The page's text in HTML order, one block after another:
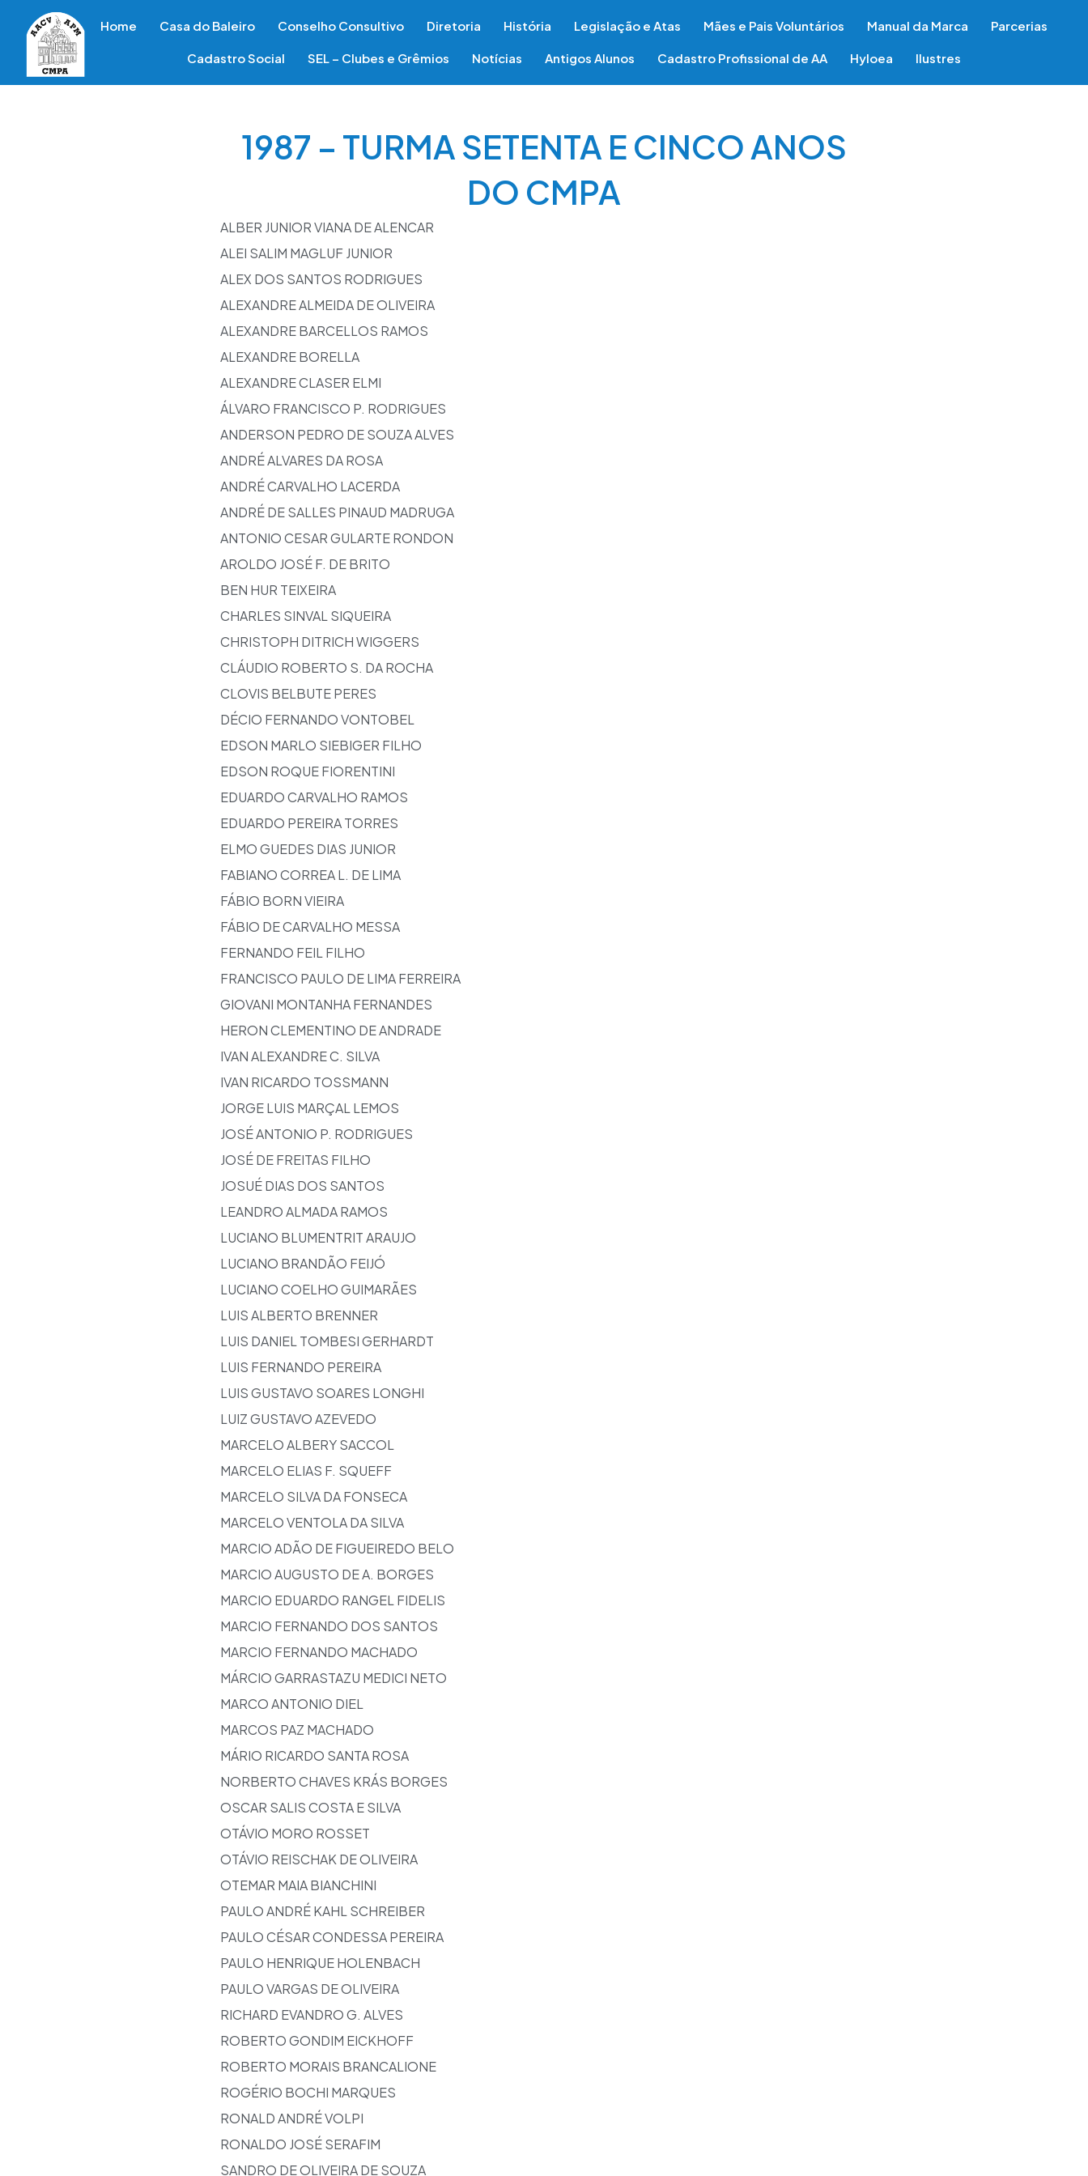
Home Casa do Baleiro Conselho Consultivo Diretoria História Legislação e Atas Mães e Pais Voluntários Manual da Marca Parcerias
Cadastro Social SEL – Clubes e Grêmios Notícias Antigos Alunos Cadastro Profissional de AA Hyloea Ilustres
1987 – TURMA SETENTA E CINCO ANOS
DO CMPA
ALBER JUNIOR VIANA DE ALENCAR
ALEI SALIM MAGLUF JUNIOR
ALEX DOS SANTOS RODRIGUES
ALEXANDRE ALMEIDA DE OLIVEIRA
ALEXANDRE BARCELLOS RAMOS
ALEXANDRE BORELLA
ALEXANDRE CLASER ELMI
ÁLVARO FRANCISCO P. RODRIGUES
ANDERSON PEDRO DE SOUZA ALVES
ANDRÉ ALVARES DA ROSA
ANDRÉ CARVALHO LACERDA
ANDRÉ DE SALLES PINAUD MADRUGA
ANTONIO CESAR GULARTE RONDON
AROLDO JOSÉ F. DE BRITO
BEN HUR TEIXEIRA
CHARLES SINVAL SIQUEIRA
CHRISTOPH DITRICH WIGGERS
CLÁUDIO ROBERTO S. DA ROCHA
CLOVIS BELBUTE PERES
DÉCIO FERNANDO VONTOBEL
EDSON MARLO SIEBIGER FILHO
EDSON ROQUE FIORENTINI
EDUARDO CARVALHO RAMOS
EDUARDO PEREIRA TORRES
ELMO GUEDES DIAS JUNIOR
FABIANO CORREA L. DE LIMA
FÁBIO BORN VIEIRA
FÁBIO DE CARVALHO MESSA
FERNANDO FEIL FILHO
FRANCISCO PAULO DE LIMA FERREIRA
GIOVANI MONTANHA FERNANDES
HERON CLEMENTINO DE ANDRADE
IVAN ALEXANDRE C. SILVA
IVAN RICARDO TOSSMANN
JORGE LUIS MARÇAL LEMOS
JOSÉ ANTONIO P. RODRIGUES
JOSÉ DE FREITAS FILHO
JOSUÉ DIAS DOS SANTOS
LEANDRO ALMADA RAMOS
LUCIANO BLUMENTRIT ARAUJO
LUCIANO BRANDÃO FEIJÓ
LUCIANO COELHO GUIMARÃES
LUIS ALBERTO BRENNER
LUIS DANIEL TOMBESI GERHARDT
LUIS FERNANDO PEREIRA
LUIS GUSTAVO SOARES LONGHI
LUIZ GUSTAVO AZEVEDO
MARCELO ALBERY SACCOL
MARCELO ELIAS F. SQUEFF
MARCELO SILVA DA FONSECA
MARCELO VENTOLA DA SILVA
MARCIO ADÃO DE FIGUEIREDO BELO
MARCIO AUGUSTO DE A. BORGES
MARCIO EDUARDO RANGEL FIDELIS
MARCIO FERNANDO DOS SANTOS
MARCIO FERNANDO MACHADO
MÁRCIO GARRASTAZU MEDICI NETO
MARCO ANTONIO DIEL
MARCOS PAZ MACHADO
MÁRIO RICARDO SANTA ROSA
NORBERTO CHAVES KRÁS BORGES
OSCAR SALIS COSTA E SILVA
OTÁVIO MORO ROSSET
OTÁVIO REISCHAK DE OLIVEIRA
OTEMAR MAIA BIANCHINI
PAULO ANDRÉ KAHL SCHREIBER
PAULO CÉSAR CONDESSA PEREIRA
PAULO HENRIQUE HOLENBACH
PAULO VARGAS DE OLIVEIRA
RICHARD EVANDRO G. ALVES
ROBERTO GONDIM EICKHOFF
ROBERTO MORAIS BRANCALIONE
ROGÉRIO BOCHI MARQUES
RONALD ANDRÉ VOLPI
RONALDO JOSÉ SERAFIM
SANDRO DE OLIVEIRA DE SOUZA